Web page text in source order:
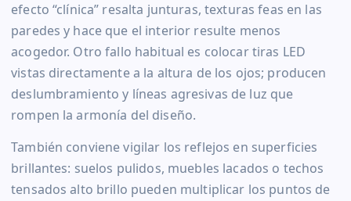
efecto “clínica” resalta junturas, texturas feas en las
paredes y hace que el interior resulte menos
acogedor. Otro fallo habitual es colocar tiras LED
vistas directamente a la altura de los ojos; producen
deslumbramiento y líneas agresivas de luz que
rompen la armonía del diseño.
También conviene vigilar los reflejos en superficies
brillantes: suelos pulidos, muebles lacados o techos
tensados alto brillo pueden multiplicar los puntos de